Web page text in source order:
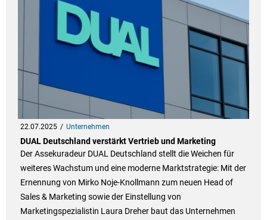
22.07.2025 Unternehmen
DUAL Deutschland verstärkt Vertrieb und Marketing
Der Assekuradeur DUAL Deutschland stellt die Weichen für
weiteres Wachstum und eine moderne Marktstrategie: Mit der
Ernennung von Mirko Noje-Knollmann zum neuen Head of
Sales & Marketing sowie der Einstellung von
Marketingspezialistin Laura Dreher baut das Unternehmen